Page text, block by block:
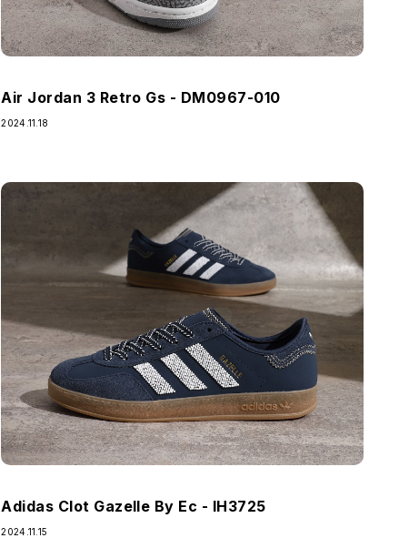
Air Jordan 3 Retro Gs - DM0967-010
2024.11.18
Adidas Clot Gazelle By Ec - IH3725
2024.11.15